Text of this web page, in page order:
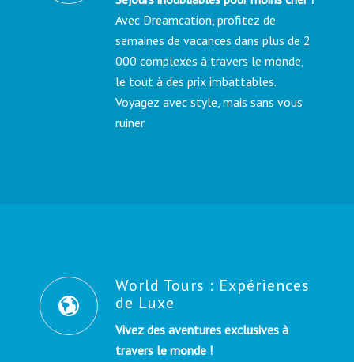
Avec Dreamcation, profitez de
semaines de vacances dans plus de 2
000 complexes à travers le monde,
le tout à des prix imbattables.
Voyagez avec style, mais sans vous
ruiner.
World Tours : Expériences
de Luxe
Vivez des aventures exclusives à
travers le monde !